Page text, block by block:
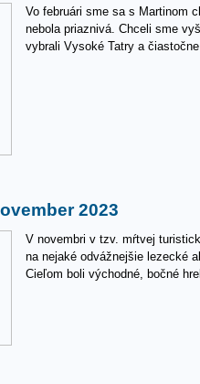
Vo februári sme sa s Martinom
nebola priaznivá. Chceli sme
vybrali Vysoké Tatry a
2023
V novembri v tzv. mŕtvej
na nejaké odvážnejšie lezecké
Cieľom boli východné, bočné